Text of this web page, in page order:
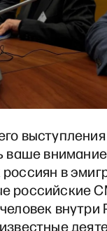
ваше
в
российские